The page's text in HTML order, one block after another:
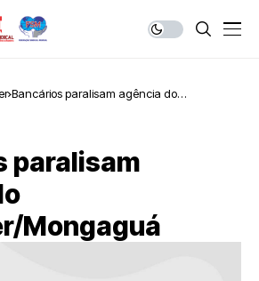
Bancários paralisam agência do
paralisam
Mongaguá